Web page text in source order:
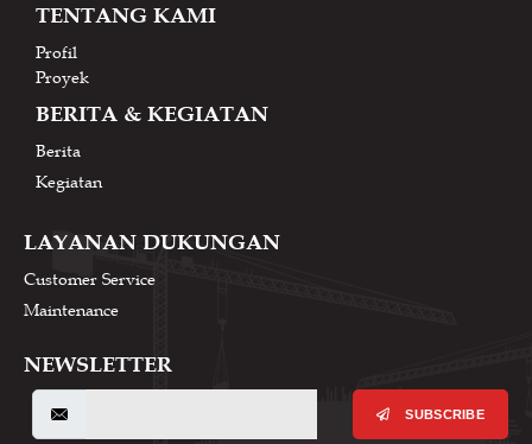
TENTANG KAMI
Profil
Proyek
BERITA & KEGIATAN
Berita
Kegiatan
LAYANAN DUKUNGAN
Customer Service
Maintenance
NEWSLETTER
SUBSCRIBE